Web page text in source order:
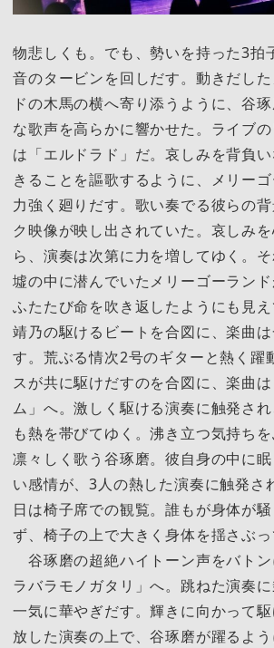
物悲しくも。でも、勢いを持った3拍
音のタービンを回しだす。動きだし
ドの木馬の横へ寄り添うように、谷
な歌声を高らかに響かせた。ライブ
は「エルドラド」だ。哀しみを背負
きることを謳歌するように、メリー
力強く廻りだす。歌い奏でる彼らの
ク映像が映し出されていた。哀しみ
ら、演奏は次第に力を増してゆく。
墟の中に潜んでいたメリーゴーランド
ふたたび命を吹き返したようにも見え
靖乃の駆けるビートを合図に、楽曲
す。荒ぶる情次2号のギターと熱く躍
スが共に駆けだすのを合図に、楽曲
ム」へ。激しく駆ける演奏に触発さ
も熱を帯びてゆく。沸き立つ気持ち
凛々しく歌う谷琢磨。彼自身の中に
い感情が、3人の熱した演奏に触発さ
日は椅子席での観覧。誰もが身体が
ず、椅子の上で大きく身体を揺さぶっ
谷琢磨の超絶ハイトーン声をバト
ラバラモノガタリ」へ。跳ねた演奏
一気に華やぎだす。輝きに向かって
放した演奏の上で、谷琢磨が躍るよ